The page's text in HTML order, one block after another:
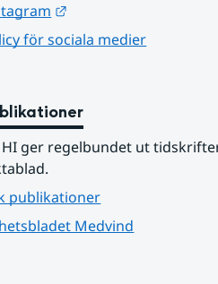
för sociala medier
ger regelbundet ut
publikationer
Medvind